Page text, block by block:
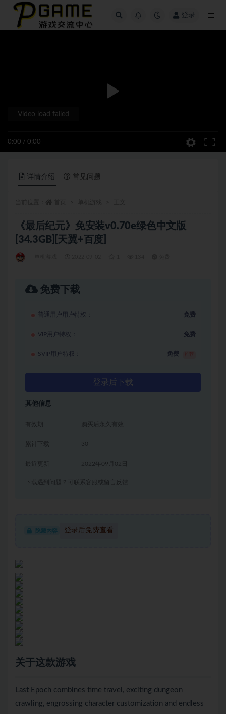
登录
0:00 / 0:00
Video load failed
详情介绍 常见问题
《最后纪元》免安装v0.70e绿色中文版
[34.3GB][天翼+百度]
免费下载
普通用户用户特权： 免费
VIP用户特权： 免费
SVIP用户特权： 免费
登录后下载
其他信息
有效期 购买后永久有效
累计下载 30
2022年09月02日
下载遇到问题？可联系客服或留言反馈
隐藏内容 登录后免费查看
关于这款游戏
Last Epoch combines time travel, exciting dungeon
crawling, engrossing character customization and endless
全部